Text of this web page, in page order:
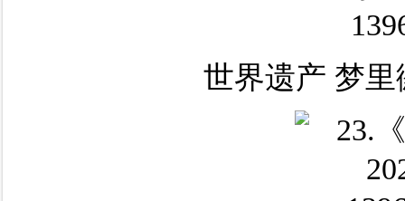
世界遗产 梦